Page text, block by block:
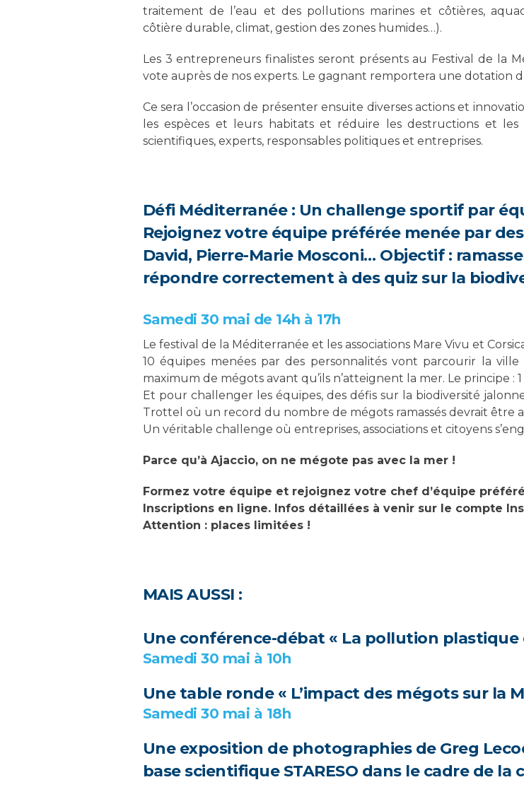
traitement de l’eau et des pollutions marines et côtières,
côtière durable, climat, gestion des zones humides…).
Les 3 entrepreneurs finalistes seront présents au Festival de la
vote auprès de nos experts. Le gagnant remportera une dotation
Ce sera l’occasion de présenter ensuite diverses actions et
les espèces et leurs habitats et réduire les destructions et les
scientifiques, experts, responsables politiques et entreprises.
Défi Méditerranée : Un challenge sportif par
Rejoignez votre équipe préférée menée par
David, Pierre-Marie Mosconi… Objectif :
répondre correctement à des quiz sur la
Samedi 30 mai de 14h à 17h
Le festival de la Méditerranée et les associations Mare Vivu et
10 équipes menées par des personnalités vont parcourir la
maximum de mégots avant qu’ils n’atteignent la mer. Le principe :
Et pour challenger les équipes, des défis sur la biodiversité
Trottel où un record du nombre de mégots ramassés devrait être
Un véritable challenge où entreprises, associations et citoyens
Parce qu’à Ajaccio, on ne mégote pas avec la mer !
Formez votre équipe et rejoignez votre chef d’équipe
Inscriptions en ligne. Infos détaillées à venir sur le compte
Attention : places limitées !
MAIS AUSSI :
Une conférence-débat « La pollution plastique
Samedi 30 mai à 10h
Une table ronde « L’impact des mégots sur la
Samedi 30 mai à 18h
Une exposition de photographies de Greg
base scientifique STARESO dans le cadre de